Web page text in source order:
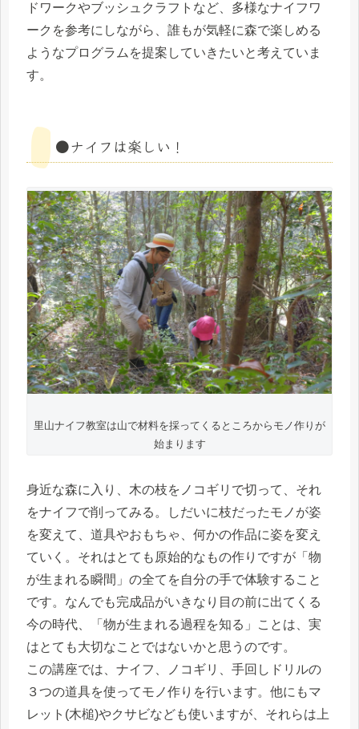
ドワークやブッシュクラフトなど、多様なナイフワ
ークを参考にしながら、誰もが気軽に森で楽しめる
ようなプログラムを提案していきたいと考えていま
す。
●ナイフは楽しい！
里山ナイフ教室は山で材料を採ってくるところからモノ作りが
始まります
身近な森に入り、木の枝をノコギリで切って、それ
をナイフで削ってみる。しだいに枝だったモノが姿
を変えて、道具やおもちゃ、何かの作品に姿を変え
ていく。それはとても原始的なもの作りですが「物
が生まれる瞬間」の全てを自分の手で体験すること
です。なんでも完成品がいきなり目の前に出てくる
今の時代、「物が生まれる過程を知る」ことは、実
はとても大切なことではないかと思うのです。
この講座では、ナイフ、ノコギリ、手回しドリルの
３つの道具を使ってモノ作りを行います。他にもマ
レット(木槌)やクサビなども使いますが、それらは上